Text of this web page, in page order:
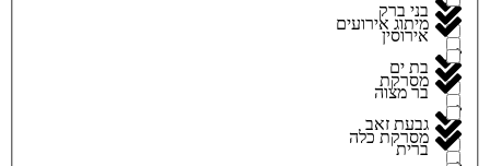
מיתוג אירועים
מסרקת
מסרקת כלה
בני ברק
בת ים
גבעת זאב
אירוסין
בר מצוה
ברית